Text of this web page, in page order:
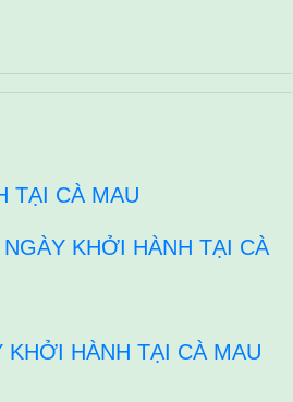
TẠI CÀ MAU
KHỞI HÀNH TẠI CÀ
HÀNH TẠI CÀ MAU